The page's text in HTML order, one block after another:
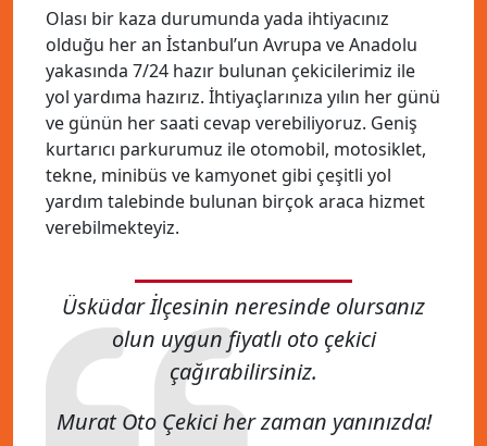
Olası bir kaza durumunda yada ihtiyacınız
olduğu her an İstanbul’un Avrupa ve Anadolu
yakasında 7/24 hazır bulunan çekicilerimiz ile
yol yardıma hazırız. İhtiyaçlarınıza yılın her günü
ve günün her saati cevap verebiliyoruz. Geniş
kurtarıcı parkurumuz ile otomobil, motosiklet,
tekne, minibüs ve kamyonet gibi çeşitli yol
yardım talebinde bulunan birçok araca hizmet
verebilmekteyiz.
Üsküdar İlçesinin neresinde olursanız
olun uygun fiyatlı oto çekici
çağırabilirsiniz.
Murat Oto Çekici her zaman yanınızda!